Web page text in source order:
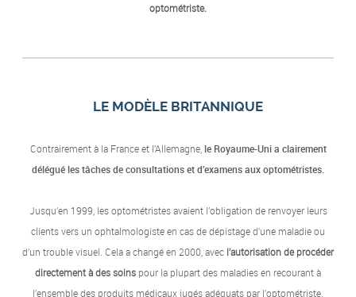
optométriste.
LE MODÈLE BRITANNIQUE
Contrairement à la France et l’Allemagne,le Royaume-Uni a clairement
délégué les tâches de consultations et d’examens aux optométristes.
Jusqu’en 1999, les optométristes avaient l’obligation de renvoyer leurs
clients vers un ophtalmologiste en cas de dépistage d’une maladie ou
d’un trouble visuel. Cela a changé en 2000, avec l’autorisation de procéder
directement à des soins pour la plupart des maladies en recourant à
l’ensemble des produits médicaux jugés adéquats par l’optométriste.